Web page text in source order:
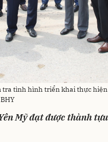
tình hình triển khai thực hiện
Mỹđạt được thành tựu